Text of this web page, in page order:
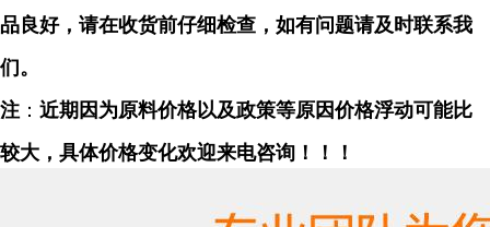
品良好，请在收货前仔细检查，如有问题请及时联系我
们。
注 ： 近期因为原料价格以及政策等原因价格浮动可能比
较大，具体价格变化欢迎来电咨询！！！